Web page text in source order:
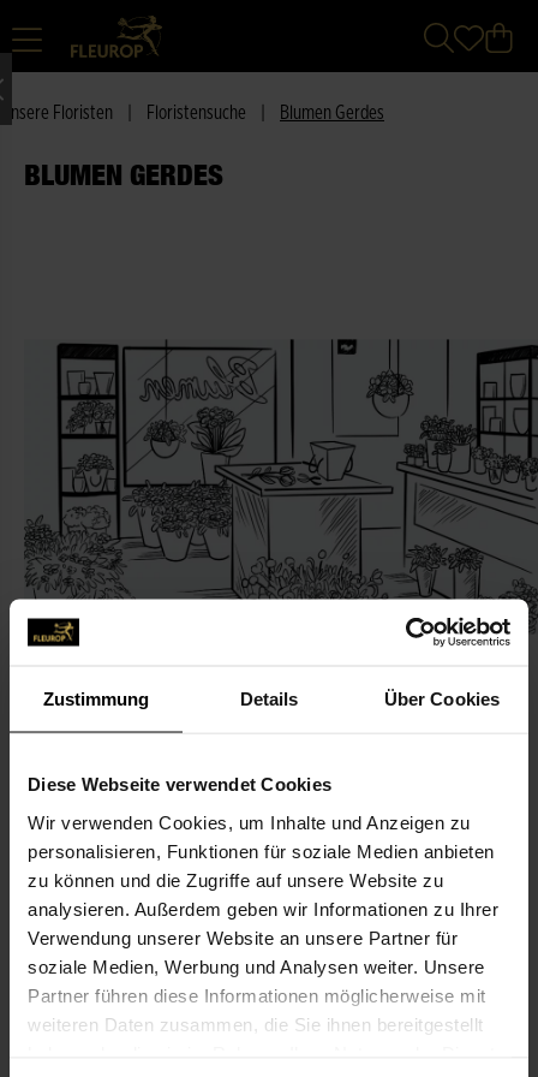
Zustimmung Details Über Cookies
Diese Webseite verwendet Cookies
Wir verwenden Cookies, um Inhalte und Anzeigen zu
personalisieren, Funktionen für soziale Medien anbieten
zu können und die Zugriffe auf unsere Website zu
analysieren. Außerdem geben wir Informationen zu Ihrer
Verwendung unserer Website an unsere Partner für
soziale Medien, Werbung und Analysen weiter. Unsere
Partner führen diese Informationen möglicherweise mit
weiteren Daten zusammen, die Sie ihnen bereitgestellt
Unsere Floristen Floristensuche Blumen Gerdes
BLUMEN GERDES
KONTAKT
Blumen Gerdes
Ihno Gerdes Landgestaltung KG
Hajo-Unken-Str. 56
26789 Leer
0491-39 46